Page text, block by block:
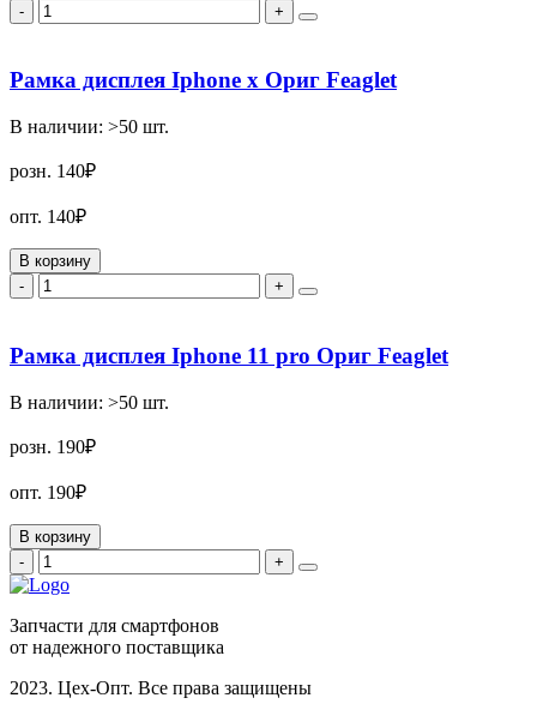
-
+
Рамка дисплея Iphone x Ориг Feaglet
В наличии: >50 шт.
розн. 140₽
опт. 140₽
В корзину
-
+
Рамка дисплея Iphone 11 pro Ориг Feaglet
В наличии: >50 шт.
розн. 190₽
опт. 190₽
В корзину
-
+
Запчасти для смартфонов
от надежного поставщика
2023. Цех-Опт. Все права защищены